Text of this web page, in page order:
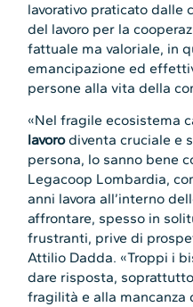
lavorativo praticato dalle
del lavoro per la
fattuale ma valoriale, in
emancipazione ed
persone alla vita della
«Nel fragile ecosistema
lavorodiventa cruciale e
persona, lo sanno bene
Legacoop Lombardia,
anni lavora all’interno
affrontare, spesso in
frustranti, prive di
Attilio Dadda. «Troppi i
dare risposta,
fragilità e alla mancanza